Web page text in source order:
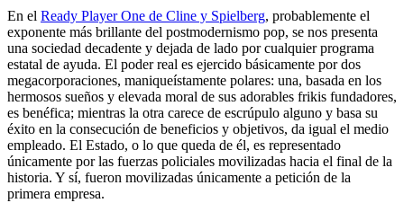
En el Ready Player One de Cline y Spielberg, probablemente el
exponente más brillante del postmodernismo pop, se nos presenta
una sociedad decadente y dejada de lado por cualquier programa
estatal de ayuda. El poder real es ejercido básicamente por dos
megacorporaciones, maniqueístamente polares: una, basada en los
hermosos sueños y elevada moral de sus adorables frikis fundadores,
es benéfica; mientras la otra carece de escrúpulo alguno y basa su
éxito en la consecución de beneficios y objetivos, da igual el medio
empleado. El Estado, o lo que queda de él, es representado
únicamente por las fuerzas policiales movilizadas hacia el final de la
historia. Y sí, fueron movilizadas únicamente a petición de la
primera empresa.